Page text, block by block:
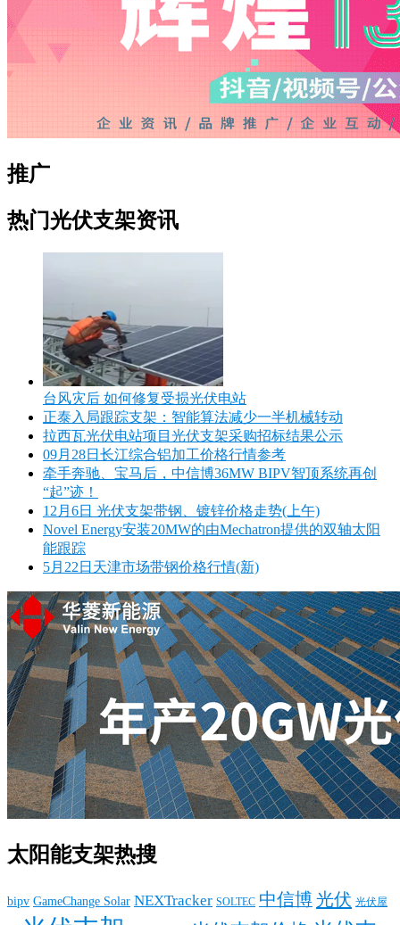
推广
热门光伏支架资讯
台风灾后 如何修复受损光伏电站
正泰入局跟踪支架：智能算法减少一半机械转动
拉西瓦光伏电站项目光伏支架采购招标结果公示
09月28日长江综合铝加工价格行情参考
牵手奔驰、宝马后，中信博36MW BIPV智顶系统再创
“起”迹！
12月6日 光伏支架带钢、镀锌价格走势(上午)
Novel Energy安装20MW的由Mechatron提供的双轴太阳
能跟踪
5月22日天津市场带钢价格行情(新)
太阳能支架热搜
bipv GameChange Solar NEXTracker SOLTEC 中信博光伏 光伏屋